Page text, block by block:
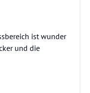
ist wunder
und die